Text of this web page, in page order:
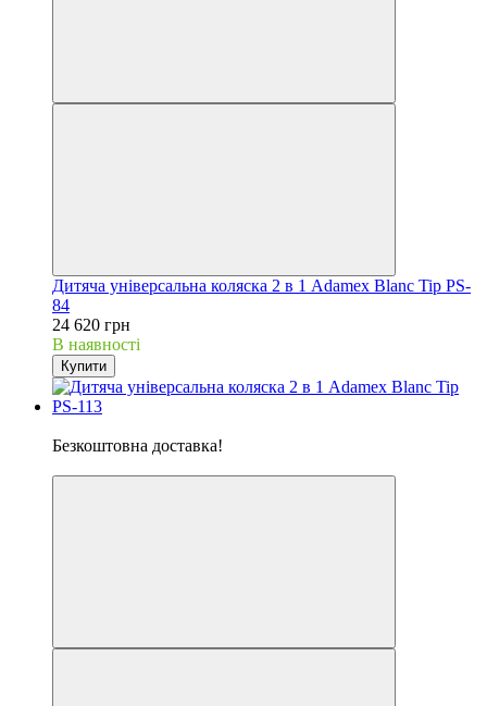
Дитяча універсальна коляска 2 в 1 Adamex Blanc Tip PS-
84
24 620 грн
В наявності
Купити
Безкоштовна доставка!